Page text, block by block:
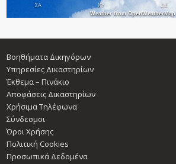
ΣΑ ΚΥ ΔΕ
Weather from OpenWeatherMap
Βοηθήματα Δικηγόρων
Υπηρεσίες Δικαστηρίων
Έκθεμα – Πινάκιο
Αποφάσεις Δικαστηρίων
Χρήσιμα Τηλέφωνα
Σύνδεσμοι
Όροι Χρήσης
Πολιτική Cookies
Προσωπικά Δεδομένα